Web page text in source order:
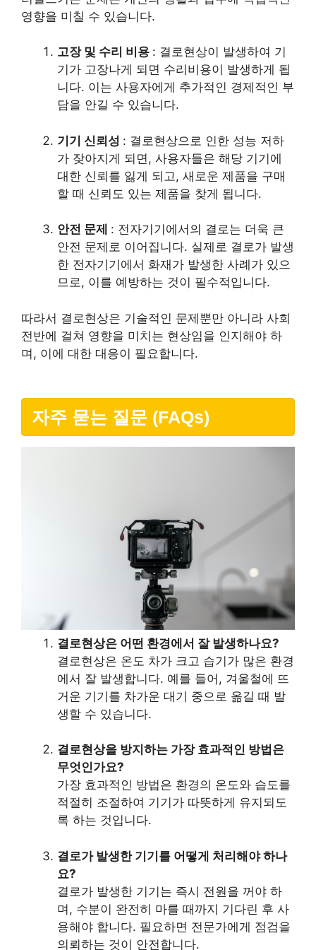
영향을 미칠 수 있습니다.
고장 및 수리 비용 : 결로현상이 발생하여 기
기가 고장나게 되면 수리비용이 발생하게 됩
니다. 이는 사용자에게 추가적인 경제적인 부
담을 안길 수 있습니다.
기기 신뢰성 : 결로현상으로 인한 성능 저하
가 잦아지게 되면, 사용자들은 해당 기기에
대한 신뢰를 잃게 되고, 새로운 제품을 구매
할 때 신뢰도 있는 제품을 찾게 됩니다.
안전 문제 : 전자기기에서의 결로는 더욱 큰
안전 문제로 이어집니다. 실제로 결로가 발생
한 전자기기에서 화재가 발생한 사례가 있으
므로, 이를 예방하는 것이 필수적입니다.
따라서 결로현상은 기술적인 문제뿐만 아니라 사회
전반에 걸쳐 영향을 미치는 현상임을 인지해야 하
며, 이에 대한 대응이 필요합니다.
자주 묻는 질문 (FAQs)
결로현상은 어떤 환경에서 잘 발생하나요?
결로현상은 온도 차가 크고 습기가 많은 환경
에서 잘 발생합니다. 예를 들어, 겨울철에 뜨
거운 기기를 차가운 대기 중으로 옮길 때 발
생할 수 있습니다.
결로현상을 방지하는 가장 효과적인 방법은
무엇인가요?
가장 효과적인 방법은 환경의 온도와 습도를
적절히 조절하여 기기가 따뜻하게 유지되도
록 하는 것입니다.
결로가 발생한 기기를 어떻게 처리해야 하나
요?
결로가 발생한 기기는 즉시 전원을 꺼야 하
며, 수분이 완전히 마를 때까지 기다린 후 사
용해야 합니다. 필요하면 전문가에게 점검을
의뢰하는 것이 안전합니다.